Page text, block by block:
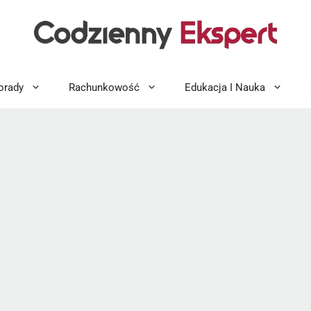
Rachunkowość Edukacja I Nauka